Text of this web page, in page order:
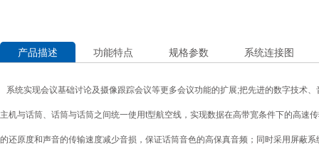
产品描述 功能特点 规格参数 系统连接图
系统实现会议基础讨论及摄像跟踪会议等更多会议功能的扩展;把先进的数字技术
主机与话筒、话筒与话筒之间统一使用t型航空线，实现数据在高带宽条件下的高速
的还原度和声音的传输速度减少音损，保证话筒音色的高保真音频；同时采用屏蔽